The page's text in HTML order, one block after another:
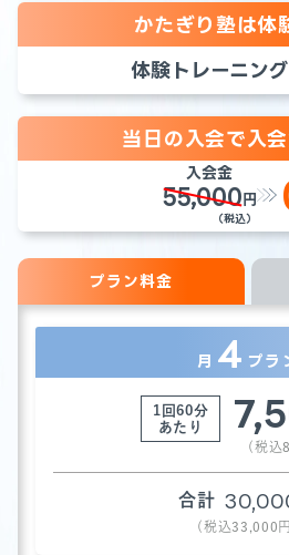
かたぎり塾は体
体験トレーニング
当日の入会で入
入会金
55,000 円
（税込）
プラン料金
月 4 プラ
1回60分
あたり
(税込
合計
(税込33,000